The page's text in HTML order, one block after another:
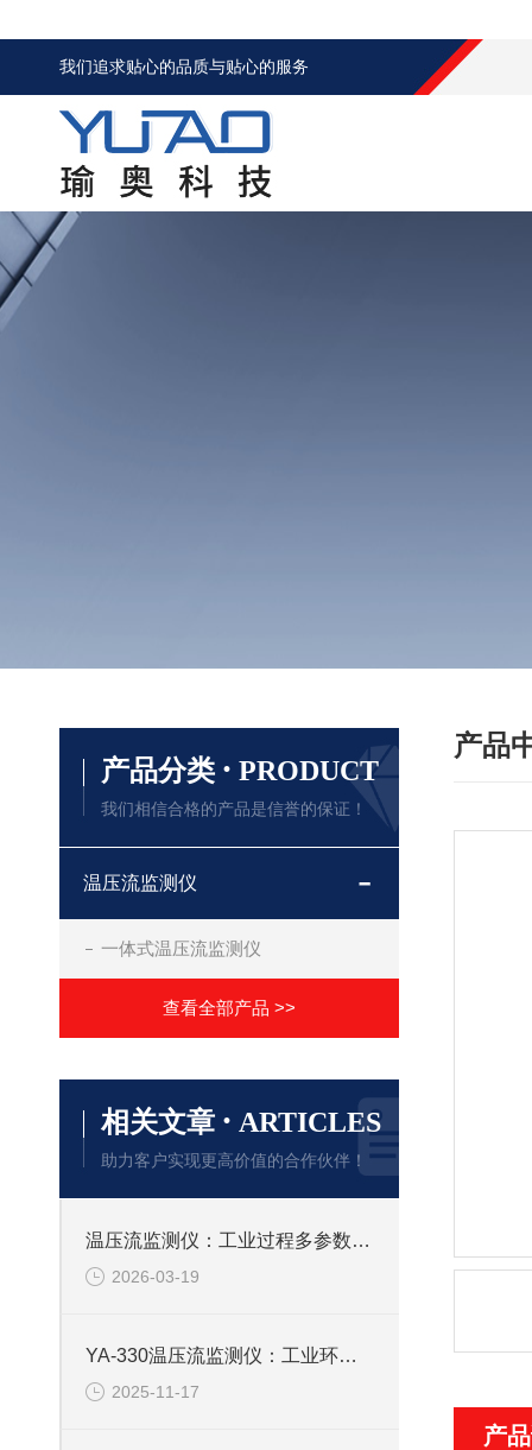
我们追求贴心的品质与贴心的服务
产品
产
产品分类 · PRODUCT
我们相信合格的产品是信誉的保证！
温压流监测仪
一体式温压流监测仪
查看全部产品 >>
相关文章 · ARTICLES
助力客户实现更高价值的合作伙伴！
温压流监测仪：工业过程多参数综合监测设备
2026-03-19
YA-330温压流监测仪：工业环境监测的得力助手
2025-11-17